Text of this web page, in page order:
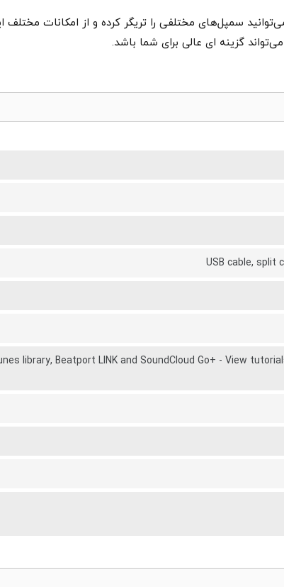
سمپل‌های مختلفی را تریگر کرده و از امکانات مختلف
گزینه ای عالی برای شما باشد.
USB cable, split
library, Beatport LINK and SoundCloud Go+ - View